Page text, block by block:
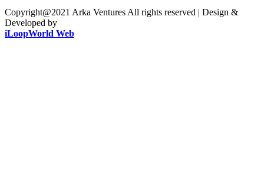
Copyright@2021 Arka Ventures All rights reserved | Design &
Developed by
iLoopWorld Web